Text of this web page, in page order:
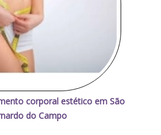
corporal estético em São
do Campo